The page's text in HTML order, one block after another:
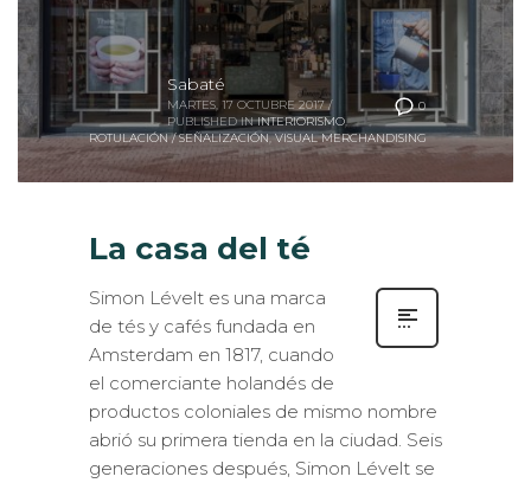
0
Sabaté
MARTES, 17 OCTUBRE 2017 /
PUBLISHED IN INTERIORISMO,
ROTULACIÓN / SEÑALIZACIÓN,VISUAL MERCHANDISING
La casa del té
Simon Lévelt es una marca
de tés y cafés fundada en
Amsterdam en 1817, cuando
el comerciante holandés de
productos coloniales de mismo nombre
abrió su primera tienda en la ciudad. Seis
generaciones después, Simon Lévelt se